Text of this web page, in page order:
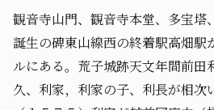
観音寺山門、観音寺本堂、多宝塔
誕生の碑東山線西の終着駅高畑駅
ルにある。荒子城跡天文年間前田
久、利家，利家の子、利長が相次